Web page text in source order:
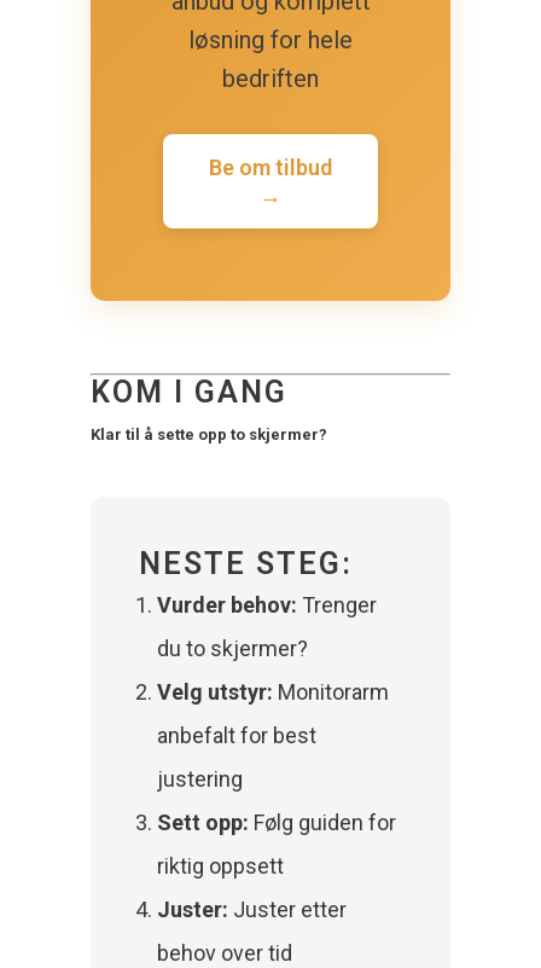
løsning for hele
bedriften
Be om tilbud
→
KOM I GANG
Klar til å sette opp to skjermer?
NESTE STEG:
Vurder behov: Trenger
du to skjermer?
Velg utstyr: Monitorarm
anbefalt for best
justering
Sett opp: Følg guiden for
riktig oppsett
Juster: Juster etter
behov over tid